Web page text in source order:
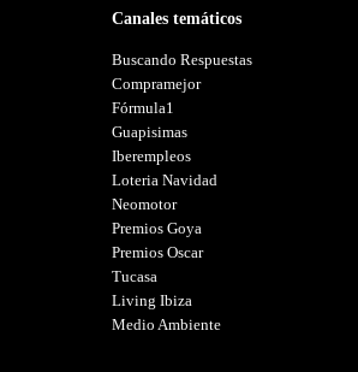
Canales temáticos
Buscando Respuestas
Compramejor
Fórmula1
Guapisimas
Iberempleos
Loteria Navidad
Neomotor
Premios Goya
Premios Oscar
Tucasa
Living Ibiza
Medio Ambiente